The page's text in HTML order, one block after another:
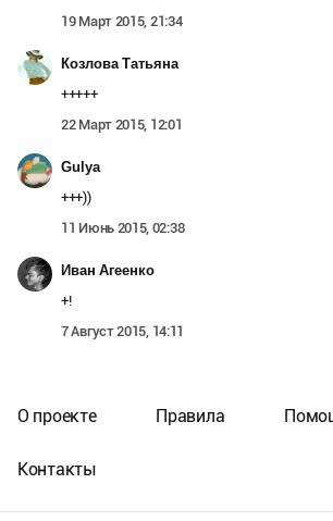
19 Март 2015, 21:34
Козлова Татьяна
+++++
22 Март 2015, 12:01
Gulya
+++))
11 Июнь 2015, 02:38
Иван Агеенко
+!
7 Август 2015, 14:11
О проекте Правила
Контакты